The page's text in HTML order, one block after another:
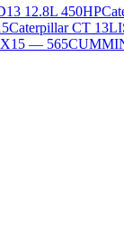
12.8L 450HP
Caterpillar CT 13L
— 565